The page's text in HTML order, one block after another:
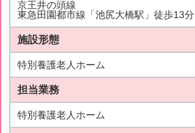
京王井の頭線
東急田園都市線「池尻大橋駅」徒歩13分
施設形態
特別養護老人ホーム
担当業務
特別養護老人ホーム